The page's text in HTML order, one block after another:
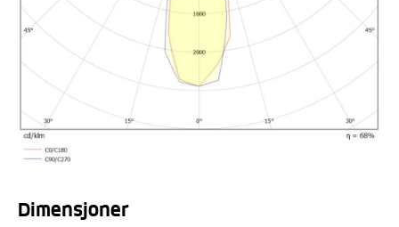
Dimensjoner